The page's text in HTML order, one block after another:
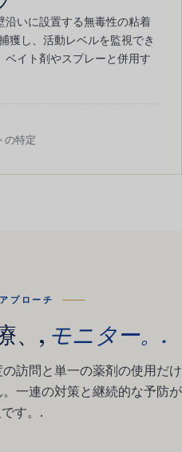
沿いに設置する無毒性の粘着
獲し、活動レベルを監視でき
ベイト剤やスプレーと併用す
の特定
プローチ
、, モニター。.
訪問と単一の薬剤の使用だけ
一連の対策と継続的な予防が
す。.